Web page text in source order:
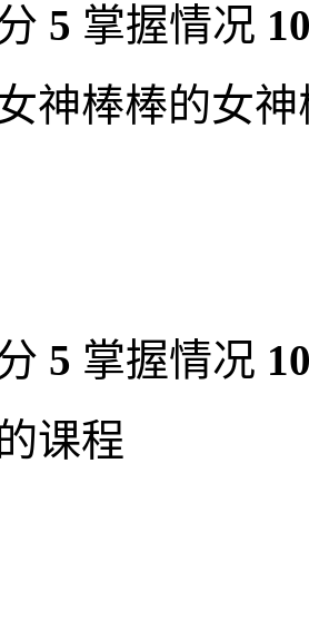
5 掌握情况
神棒棒的女
5 掌握情况
课程